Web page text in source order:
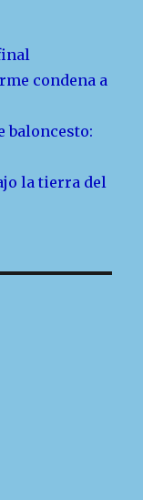
condena a
baloncesto:
la tierra del